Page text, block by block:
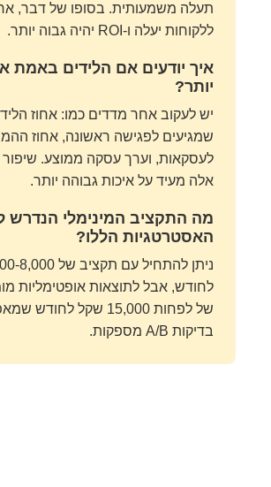
תעלה משמעותית. בסופו של דבר,
ללקוחות יעלה ו-ROI יהיה גבוה יותר.
איך יודעים אם הלידים באמת
יותר?
יש לעקוב אחר מדדים כמו: אחוז
שמגיעים לפגישה ראשונה, אחוז
לעסקאות, וערך עסקה ממוצע.
אלה מעיד על איכות גבוהה יותר.
מה התקציב המינימלי הנדרש
האסטרטגיות הללו?
לחודש, אבל לתוצאות אופטימליות
של לפחות 15,000 שקל לחודש
בדיקות A/B מספקות.